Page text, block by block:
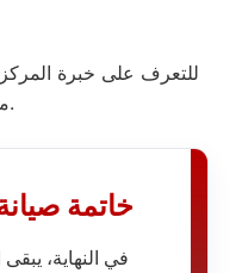
للتعرف على خبرة
مدار الساعة.
خاتمة
في النهاية،